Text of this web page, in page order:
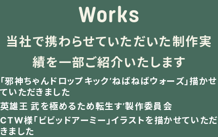
Works
当社で携わらせていただいた制作実
績を一部ご紹介いたします
「邪神ちゃんドロップキック’ねばねばウォーズ」描かせ
ていただきました
英雄王 武を極めるため転生す’製作委員会
CTW様「ビビッドアーミー」イラストを描かせていただ
きました